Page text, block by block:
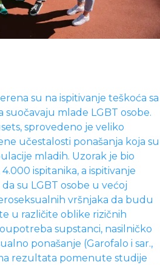
su na ispitivanje teškoća sa
suočavaju mlade LGBT osobe.
sprovedeno je veliko
učestalosti ponašanja koja su
mladih. Uzorak je bio
ispitanika, a ispitivanje
su LGBT osobe u većoj
vršnjaka da budu
u različite oblike rizičnih
supstanci, nasilničko
ponašanje (Garofalo i sar.,
rezultata pomenute studije